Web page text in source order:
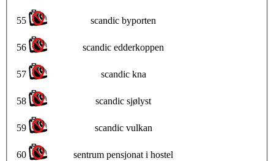
55 scandic byporten
56 scandic edderkoppen
57 scandic kna
58 scandic sjølyst
59 scandic vulkan
60 sentrum pensjonat i hostel